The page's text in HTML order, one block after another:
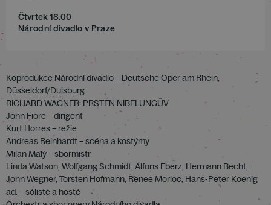
Čtvrtek 18.00
Národní divadlo v Praze
Koprodukce Národní divadlo – Deutsche Oper am Rhein,
Düsseldorf/Duisburg
RICHARD WAGNER: PRSTEN NIBELUNGŮV
John Fiore – dirigent
Kurt Horres – režie
Andreas Reinhardt – scéna a kostýmy
Milan Malý – sbormistr
Linda Watson, Wolfgang Schmidt, Alfons Eberz, Hermann Becht,
John Wegner, Torsten Hofmann, Renee Morloc, Hans-Peter Koenig
ad. – sólisté a hosté